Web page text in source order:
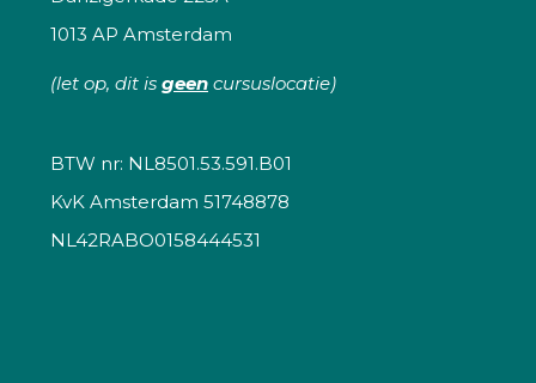
1013 AP Amsterdam
(let op, dit is geen cursuslocatie)
BTW nr: NL8501.53.591.B01
KvK Amsterdam 51748878
NL42RABO0158444531